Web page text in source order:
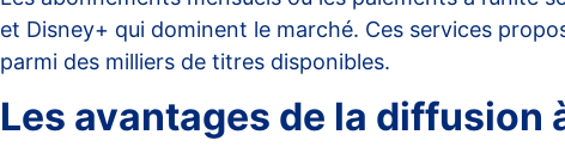
et Disney+ qui dominent le marché. Ces services
parmi des milliers de titres disponibles.
Les avantages de la diffusion